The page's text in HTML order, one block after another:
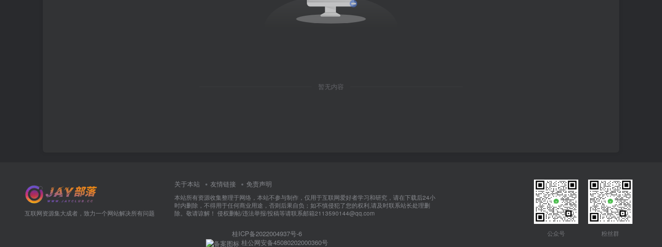
暂无内容
互联网资源集大成者，致力一个网站解决所有问题
关于本站 友情链接 免责声明
本站所有资源收集整理于网络，本站不参与制作，仅用于互联网爱好者学习和研究，请在下载后24小
时内删除，不得用于任何商业用途，否则后果自负；如不慎侵犯了您的权利,请及时联系站长处理删
除。敬请谅解！ 侵权删帖/违法举报/投稿等请联系邮箱2113590144@qq.com
公众号 粉丝群
桂ICP备2022004937号-6
桂公网安备45080202000360号